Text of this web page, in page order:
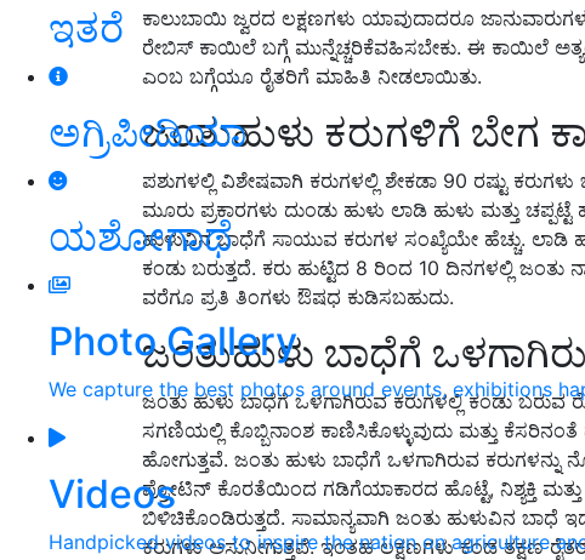
ಇತರೆ
ಅಗ್ರಿಪೀಡಿಯಾ
ಯಶೋಗಾಥೆ
Photo Gallery
We capture the best photos around events, exhibitions
Videos
Handpicked videos to inspire the nation on agriculture
ಕಾಲುಬಾಯಿ ಜ್ವರದ ಲಕ್ಷಣಗಳು ಯಾವುದಾದರೂ
ರೇಬಿಸ್ ಕಾಯಿಲೆ ಬಗ್ಗೆ ಮುನ್ನೆಚ್ಚರಿಕೆವಹಿಸಬೇಕು. ಈ ಕಾಯಿಲೆ
ಎಂಬ ಬಗ್ಗೆಯೂ ರೈತರಿಗೆ ಮಾಹಿತಿ ನೀಡಲಾಯಿತು.
ಜಂತುಹುಳು ಕರುಗಳಿಗೆ ಬೇಗ
ಪಶುಗಳಲ್ಲಿ ವಿಶೇಷವಾಗಿ ಕರುಗಳಲ್ಲಿ ಶೇಕಡಾ 90 ರಷ್ಟು
ಮೂರು ಪ್ರಕಾರಗಳು ದುಂಡು ಹುಳು ಲಾಡಿ ಹುಳು ಮತ್ತು
ಹುಳುವಿನ ಬಾಧೆಗೆ ಸಾಯುವ ಕರುಗಳ ಸಂಖ್ಯೆಯೇ ಹೆಚ್ಚು. ಲಾಡಿ
ಕಂಡು ಬರುತ್ತದೆ. ಕರು ಹುಟ್ಟಿದ 8 ರಿಂದ 10 ದಿನಗಳಲ್ಲಿ ಜಂತು
ವರೆಗೂ ಪ್ರತಿ ತಿಂಗಳು ಔಷಧ ಕುಡಿಸಬಹುದು.
ಜಂತುಹುಳು ಬಾಧೆಗೆ
ಜಂತು ಹುಳು ಬಾಧೆಗೆ ಒಳಗಾಗಿರುವ ಕರುಗಳಲ್ಲಿ ಕಂಡು
ಸಗಣಿಯಲ್ಲಿ ಕೊಬ್ಬಿನಾಂಶ ಕಾಣಿಸಿಕೊಳ್ಳುವುದು ಮತ್ತು
ಹೋಗುತ್ತವೆ. ಜಂತು ಹುಳು ಬಾಧೆಗೆ ಒಳಗಾಗಿರುವ
ಪ್ರೋಟಿನ್ ಕೊರತೆಯಿಂದ ಗಡಿಗೆಯಾಕಾರದ ಹೊಟ್ಟೆ, ನಿಶ್ಯಕ್ತಿ ಮತ್ತು
ಬಿಳಿಚಿಕೊಂಡಿರುತ್ತದೆ. ಸಾಮಾನ್ಯವಾಗಿ ಜಂತು ಹುಳುವಿನ ಬಾಧೆ
ಕರುಗಳು ಅಸುನೀಗುತ್ತವೆ. ಇಂತಹ ಲಕ್ಷಣಗಳು ಕಂಡ ತಕ್ಷಣ